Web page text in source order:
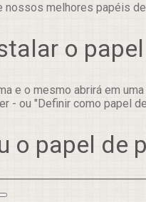
nossos melhores papéis
o
e o mesmo abrirá em
- ou "Definir como papel
o papel de